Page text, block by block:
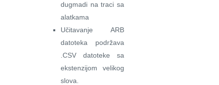
dugmadi na traci sa
alatkama
Učitavanje ARB
datoteka podržava
.CSV datoteke sa
ekstenzijom velikog
slova.